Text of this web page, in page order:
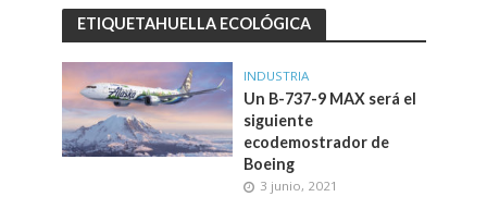
ETIQUETAHUELLA ECOLÓGICA
INDUSTRIA
Un B-737-9 MAX será el
siguiente
ecodemostrador de
Boeing
3 junio, 2021